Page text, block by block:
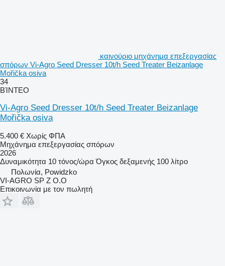
καινούριο μηχάνημα επεξεργασίας
σπόρων Vi-Agro Seed Dresser 10t/h Seed Treater Beizanlage
Mořička osiva
34
ΒΊΝΤΕΟ
Vi-Agro Seed Dresser 10t/h Seed Treater Beizanlage
Mořička osiva
5.400 € Χωρίς ΦΠΑ
Μηχάνημα επεξεργασίας σπόρων
2026
Δυναμικότητα 10 τόνος/ώρα Όγκος δεξαμενής 100 λίτρο
Πολωνία, Powidzko
VI-AGRO SP Z O.O
Επικοινωνία με τον πωλητή